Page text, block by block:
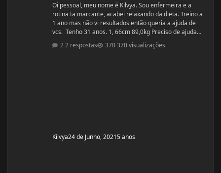
Oi pessoal, meu nome é Kilvya. Sou enfermeira e a
rotina ta marcante, acabei relaxando da dieta. Treino a
1 ano mas não vi resultados então queria a ajuda de
vcs. Tenho 31 anos. 1, 66cm 89,0kg Preciso de ajuda
começar junto com vcs do zero.
2 respostas 370 visualizações
Kilvya24 de Junho, 20215 anos